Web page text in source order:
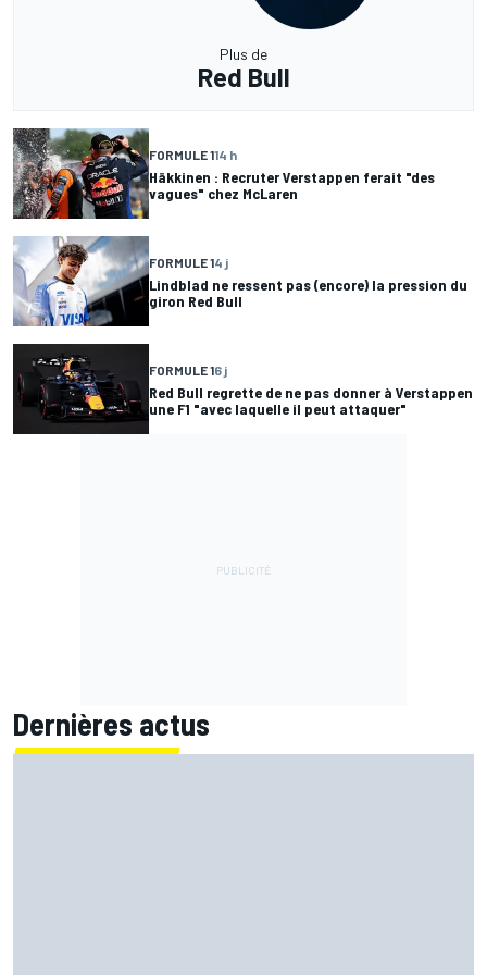
Plus de
Red Bull
FORMULE 114 h
Häkkinen : Recruter Verstappen ferait "des
vagues" chez McLaren
FORMULE 14 j
Lindblad ne ressent pas (encore) la pression du
giron Red Bull
FORMULE 16 j
Red Bull regrette de ne pas donner à Verstappen
une F1 "avec laquelle il peut attaquer"
Dernières actus